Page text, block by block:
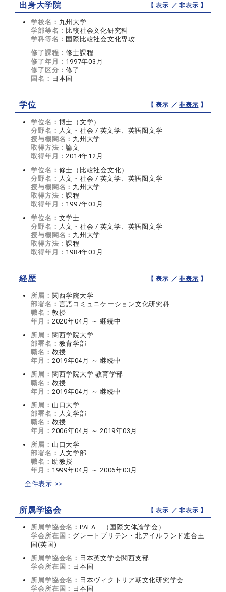
出身大学院 【 表示 ／非表示 】
学校名： 九州大学
学部等名： 比較社会文化研究科
学科等名： 国際比較社会文化専攻
修了課程：修士課程
修了年月： 1997年03月
修了区分：修了
国名： 日本国
学位 【 表示 ／非表示 】
学位名： 博士（文学）
分野名： 人文・社会 / 英文学、英語圏文学
授与機関名： 九州大学
取得方法：論文
取得年月：2014年12月
学位名： 修士（比較社会文化）
分野名： 人文・社会 / 英文学、英語圏文学
授与機関名： 九州大学
取得方法：課程
取得年月： 1997年03月
学位名： 文学士
分野名： 人文・社会 / 英文学、英語圏文学
授与機関名： 九州大学
取得方法：課程
取得年月： 1984年03月
経歴 【 表示 ／非表示 】
所属： 関西学院大学
部署名： 言語コミュニケーション文化研究科
職名： 教授
年月： 2020年04月 ～ 継続中
所属： 関西学院大学
部署名： 教育学部
職名： 教授
年月： 2019年04月 ～ 継続中
所属： 関西学院大学 教育学部
職名： 教授
年月： 2019年04月 ～ 継続中
所属： 山口大学
部署名： 人文学部
職名： 教授
年月： 2006年04月 ～ 2019年03月
所属： 山口大学
部署名： 人文学部
職名： 助教授
年月： 1999年04月 ～ 2006年03月
全件表示 >>
所属学協会 【 表示 ／非表示 】
所属学協会名： PALA （国際文体論学会）
学会所在国： グレートブリテン・北アイルランド連合王
国(英国)
所属学協会名： 日本英文学会関西支部
学会所在国： 日本国
所属学協会名： 日本ヴィクトリア朝文化研究学会
学会所在国： 日本国